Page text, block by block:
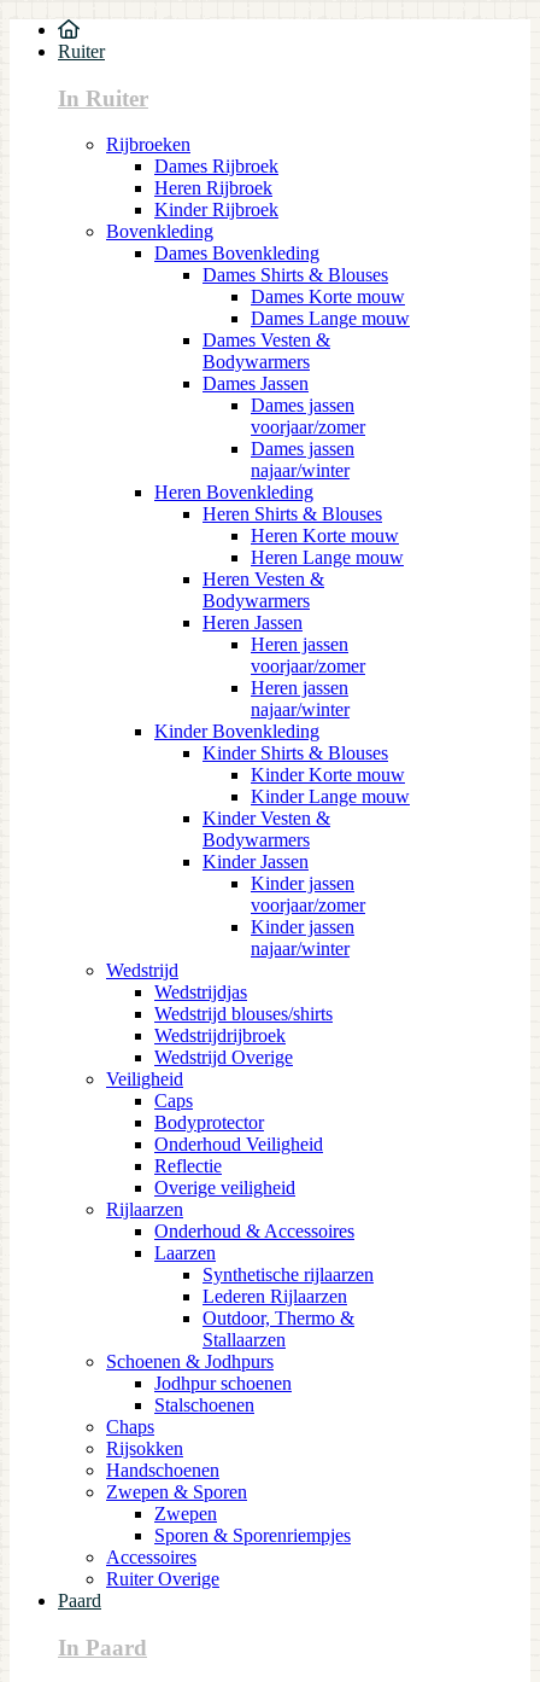
Ruiter
In Ruiter
Rijbroeken
Dames Rijbroek
Heren Rijbroek
Kinder Rijbroek
Bovenkleding
Dames Bovenkleding
Dames Shirts & Blouses
Dames Korte mouw
Dames Lange mouw
Dames Vesten &
Bodywarmers
Dames Jassen
Dames jassen
voorjaar/zomer
Dames jassen
najaar/winter
Heren Bovenkleding
Heren Shirts & Blouses
Heren Korte mouw
Heren Lange mouw
Heren Vesten &
Bodywarmers
Heren Jassen
Heren jassen
voorjaar/zomer
Heren jassen
najaar/winter
Kinder Bovenkleding
Kinder Shirts & Blouses
Kinder Korte mouw
Kinder Lange mouw
Kinder Vesten &
Bodywarmers
Kinder Jassen
Kinder jassen
voorjaar/zomer
Kinder jassen
najaar/winter
Wedstrijd
Wedstrijdjas
Wedstrijd blouses/shirts
Wedstrijdrijbroek
Wedstrijd Overige
Veiligheid
Caps
Bodyprotector
Onderhoud Veiligheid
Reflectie
Overige veiligheid
Rijlaarzen
Onderhoud & Accessoires
Laarzen
Synthetische rijlaarzen
Lederen Rijlaarzen
Outdoor, Thermo &
Stallaarzen
Schoenen & Jodhpurs
Jodhpur schoenen
Stalschoenen
Chaps
Rijsokken
Handschoenen
Zwepen & Sporen
Zwepen
Sporen & Sporenriempjes
Accessoires
Ruiter Overige
Paard
In Paard